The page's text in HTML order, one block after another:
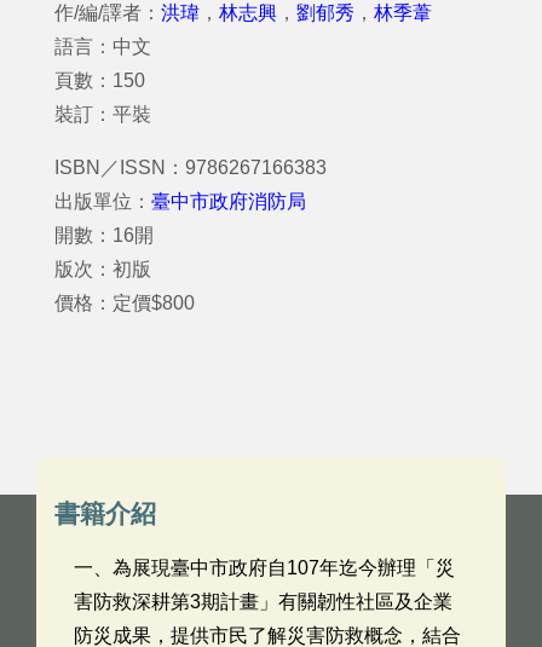
作/編/譯者： 洪瑋 ， 林志興 ， 劉郁秀 ， 林季葦
語言：中文
頁數：150
裝訂：平裝
ISBN／ISSN：9786267166383
出版單位： 臺中市政府消防局
開數：16開
版次：初版
價格：定價$800
書籍介紹
一、為展現臺中市政府自107年迄今辦理「災
害防救深耕第3期計畫」有關韌性社區及企業
防災成果，提供市民了解災害防救概念，結合